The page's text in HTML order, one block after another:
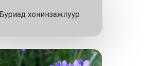
Буриад хонинзажлуур